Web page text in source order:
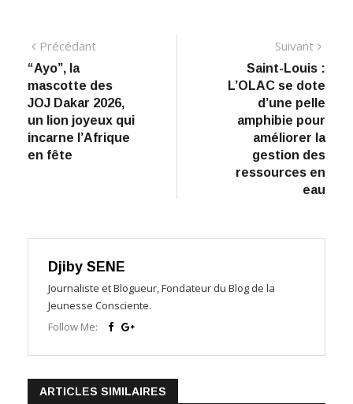
Navigation
de
l’article
PrécédantPrécédant:
“Ayo”, la
mascotte des
JOJ Dakar 2026,
un lion joyeux qui
incarne l’Afrique
en fête
Suivant
Saint-Louis :
L’OLAC se dote
d’une pelle
amphibie pour
améliorer la
gestion des
ressources en
eau
Djiby SENE
Journaliste et Blogueur, Fondateur du Blog de la
Jeunesse Consciente.
Follow Me:
ARTICLES SIMILAIRES